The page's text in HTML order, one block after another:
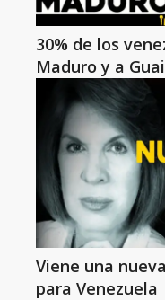
30% de los
Maduro y a
Viene una
para Venezuela